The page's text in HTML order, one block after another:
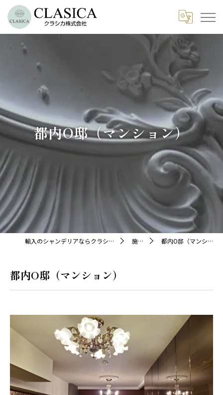
都内O邸（マンション）
輸入のシャンデリアならクラシカ株式会社 施工例 都内O邸（マンション）
都内O邸（マンション）